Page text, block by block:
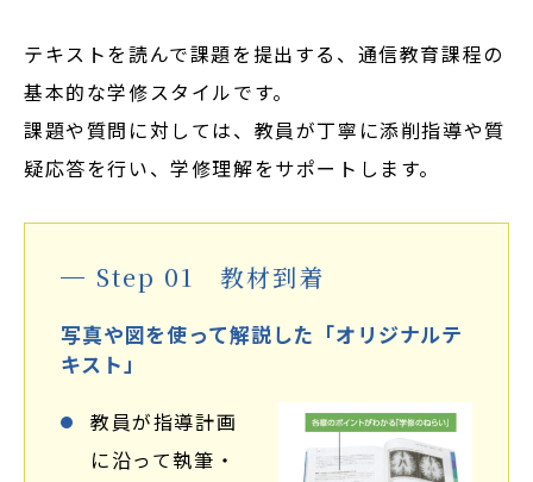
テキストを読んで課題を提出する、通信教育課程の
基本的な学修スタイルです。
課題や質問に対しては、教員が丁寧に添削指導や質
疑応答を行い、学修理解をサポートします。
Step 01 教材到着
写真や図を使って解説した「オリジナルテ
キスト」
教員が指導計画
に沿って執筆・